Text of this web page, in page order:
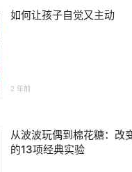
如何让孩子自觉又主动
2 年前
从波波玩偶到棉花糖：改
的13项经典实验